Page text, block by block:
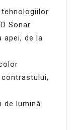
Sonar
apei, de la
de lumină